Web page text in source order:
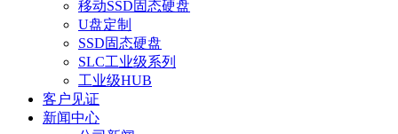
移动SSD固态硬盘
U盘定制
SSD固态硬盘
SLC工业级系列
工业级HUB
客户见证
新闻中心